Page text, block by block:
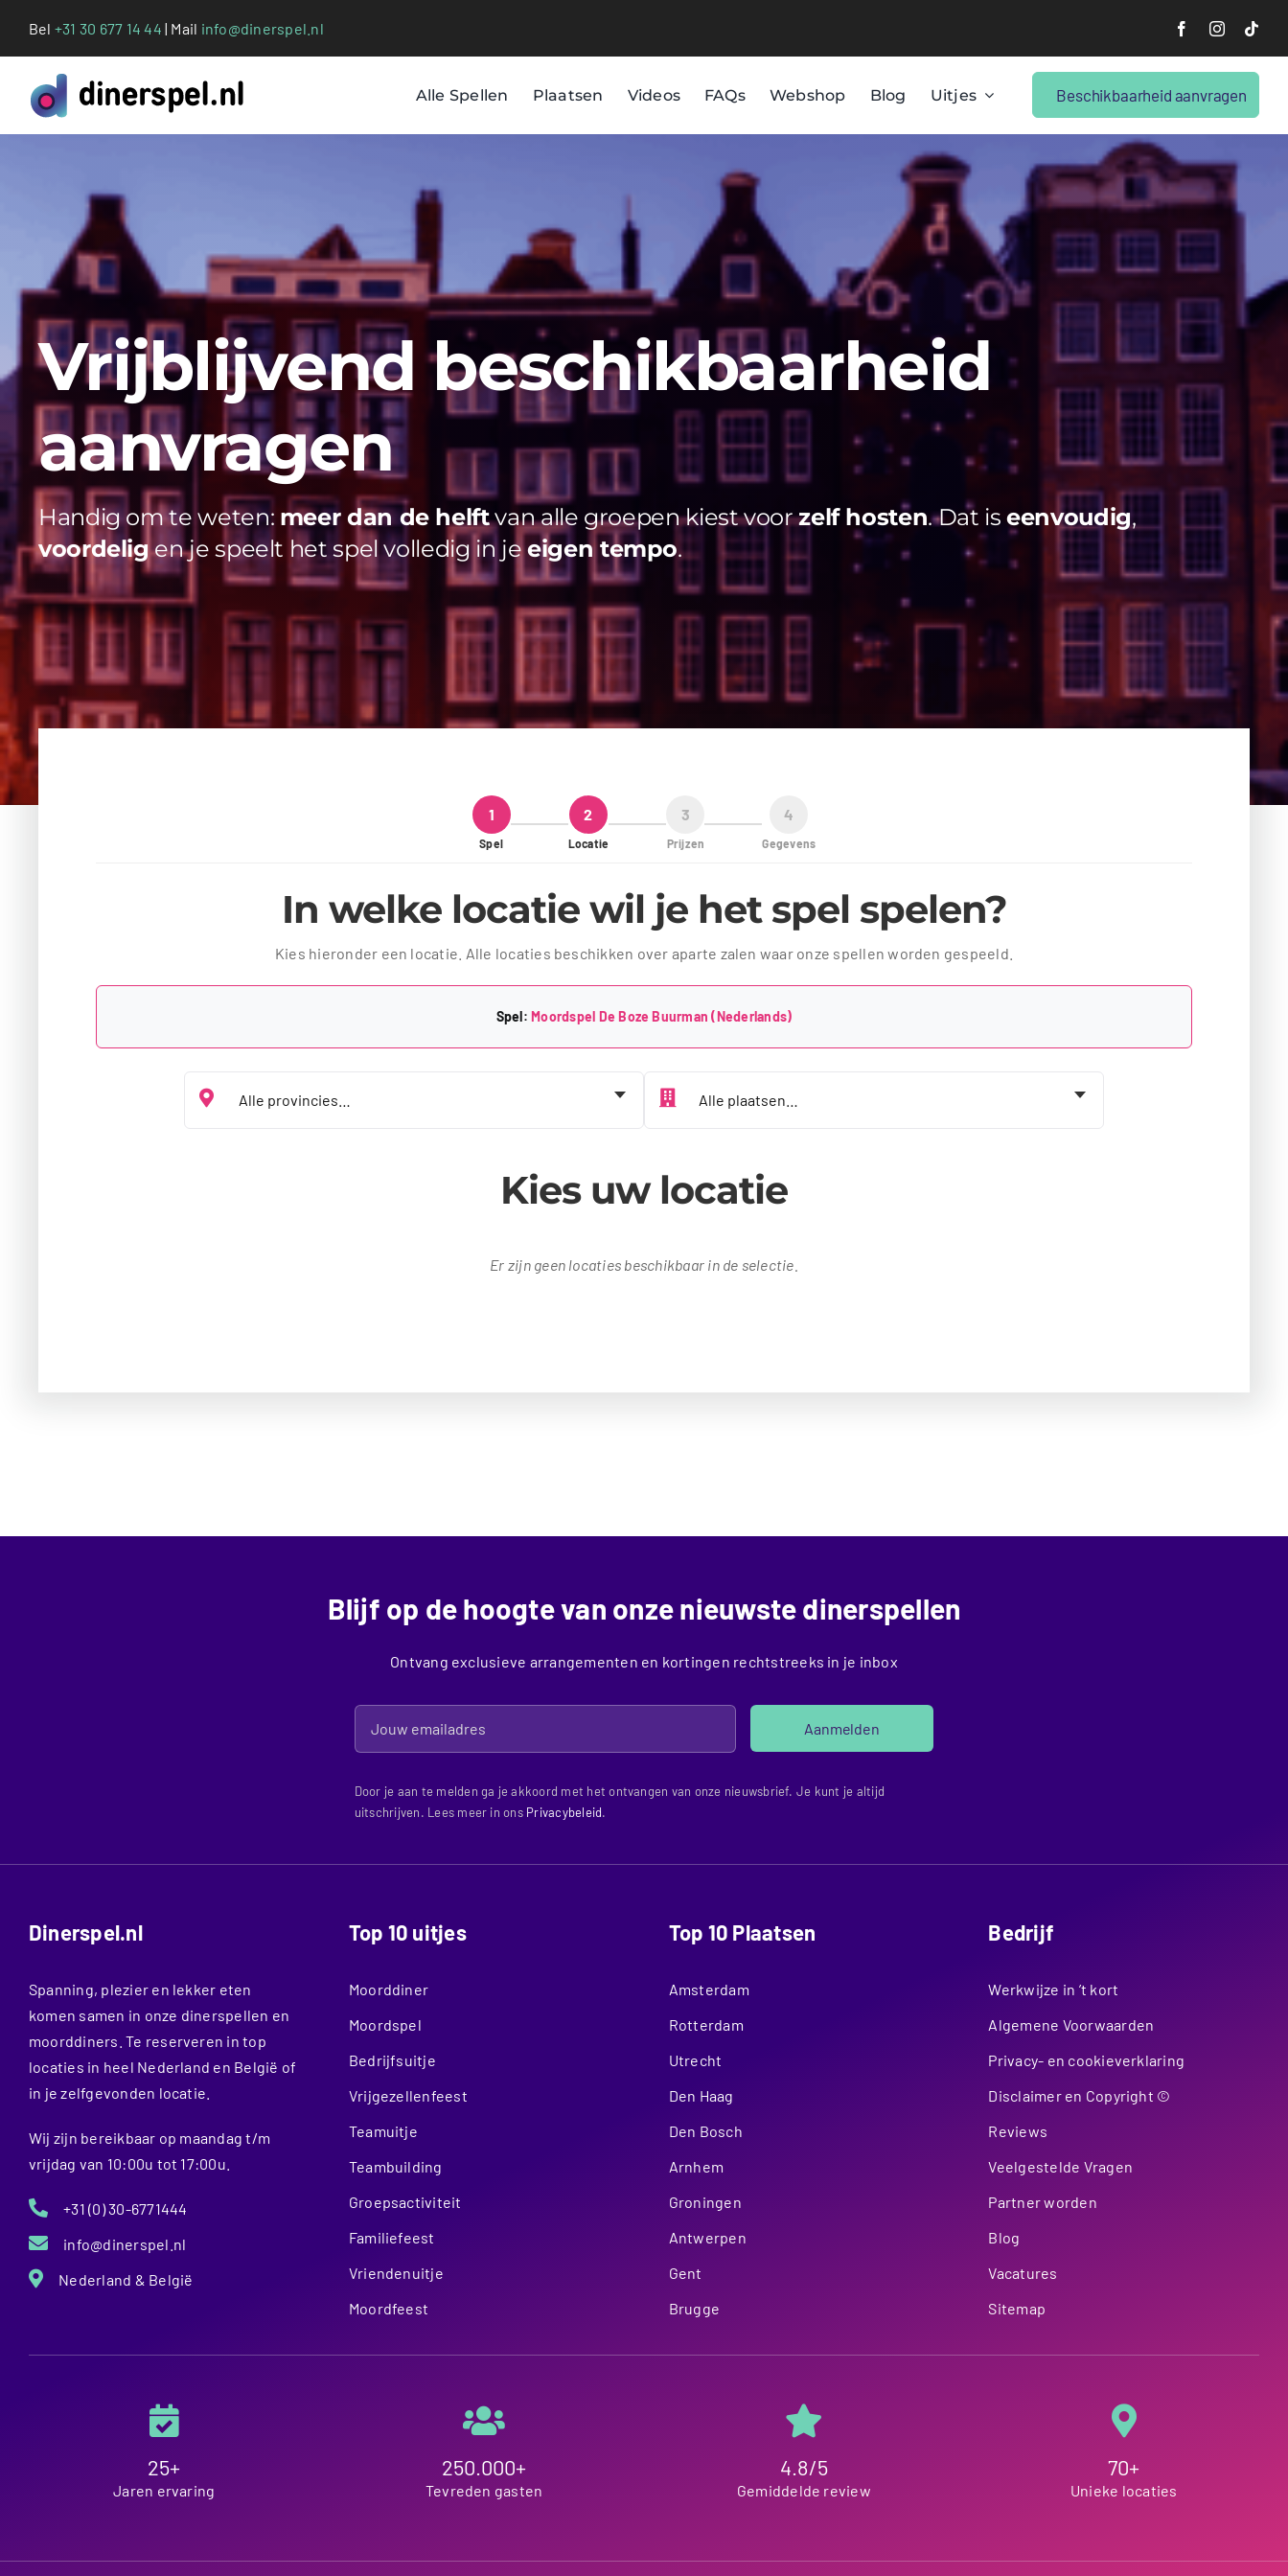
Bel +31 30 677 14 44 | Mail info@dinerspel.nl
Alle Spellen Plaatsen Videos FAQs Webshop Blog Uitjes Beschikbaarheid aanvragen
Vrijblijvend beschikbaarheid
aanvragen
Handig om te weten: meer dan de helftvan alle groepen kiest voorzelf hosten. Dat iseenvoudig,
voordeligen je speelt het spel volledig in jeeigen tempo.
1
Spel
2
Locatie
3
Prijzen
4
Gegevens
In welke locatie wil je het spel spelen?
Kies hieronder een locatie. Alle locaties beschikken over aparte zalen waar onze spellen worden gespeeld.
Spel: Moordspel De Boze Buurman (Nederlands)
Kies uw locatie
Er zijn geen locaties beschikbaar in de selectie.
Blijf op de hoogte van onze nieuwste dinerspellen
Ontvang exclusieve arrangementen en kortingen rechtstreeks in je inbox
Aanmelden
Door je aan te melden ga je akkoord met het ontvangen van onze nieuwsbrief. Je kunt je altijd
uitschrijven. Lees meer in ons Privacybeleid.
Dinerspel.nl
Spanning, plezier en lekker eten
komen samen in onze dinerspellen en
moorddiners. Te reserveren in top
locaties in heel Nederland en België of
in je zelfgevonden locatie.
Wij zijn bereikbaar op maandag t/m
vrijdag van 10:00u tot 17:00u.
+31 (0) 30-6771444
info@dinerspel.nl
Nederland & België
Top 10 uitjes
Moorddiner
Moordspel
Bedrijfsuitje
Vrijgezellenfeest
Teamuitje
Teambuilding
Groepsactiviteit
Familiefeest
Vriendenuitje
Moordfeest
Top 10 Plaatsen
Amsterdam
Rotterdam
Utrecht
Den Haag
Den Bosch
Arnhem
Groningen
Antwerpen
Gent
Brugge
Bedrijf
Werkwijze in ’t kort
Algemene Voorwaarden
Privacy- en cookieverklaring
Disclaimer en Copyright ©
Reviews
Veelgestelde Vragen
Partner worden
Blog
Vacatures
Sitemap
25+
Jaren ervaring
250.000+
Tevreden gasten
4.8/5
Gemiddelde review
70+
Unieke locaties